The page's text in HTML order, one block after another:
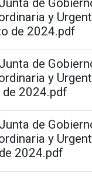
y
de 2024.pdf
de
y
de 2024.pdf
de
y
2024.pdf